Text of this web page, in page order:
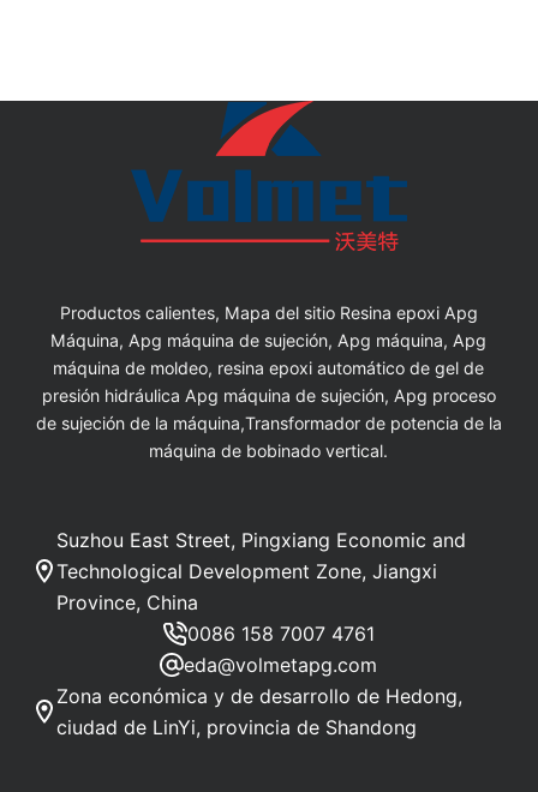
Productos calientes, Mapa del sitio Resina epoxi Apg
Máquina, Apg máquina de sujeción, Apg máquina, Apg
máquina de moldeo, resina epoxi automático de gel de
presión hidráulica Apg máquina de sujeción, Apg proceso
de sujeción de la máquina,Transformador de potencia de la
máquina de bobinado vertical.
Suzhou East Street, Pingxiang Economic and
Technological Development Zone, Jiangxi
Province, China
0086 158 7007 4761
eda@volmetapg.com
Zona económica y de desarrollo de Hedong,
ciudad de LinYi, provincia de Shandong